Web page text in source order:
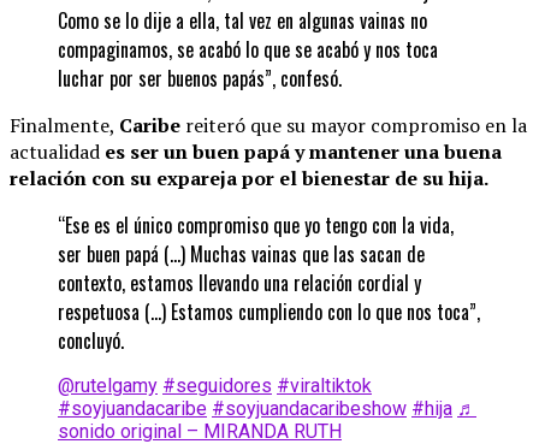
Como se lo dije a ella, tal vez en algunas vainas no
compaginamos, se acabó lo que se acabó y nos toca
luchar por ser buenos papás”, confesó.
Finalmente, Caribe reiteró que su mayor compromiso en la
actualidad es ser un buen papá y mantener una buena
relación con su expareja por el bienestar de su hija.
“Ese es el único compromiso que yo tengo con la vida,
ser buen papá (…) Muchas vainas que las sacan de
contexto, estamos llevando una relación cordial y
respetuosa (…) Estamos cumpliendo con lo que nos toca”,
concluyó.
@rutelgamy #seguidores #viraltiktok
#soyjuandacaribe #soyjuandacaribeshow #hija ♬
sonido original – MIRANDA RUTH